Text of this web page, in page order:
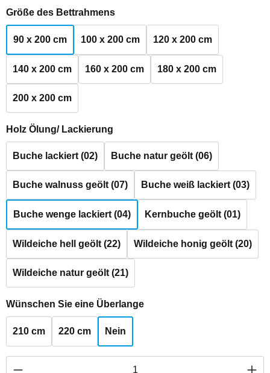
Größe des Bettrahmensauswählen
90 x 200 cm 100 x 200 cm 120 x 200 cm
140 x 200 cm 160 x 200 cm 180 x 200 cm
200 x 200 cm
Holz Ölung/ Lackierung
Buche lackiert (02) Buche natur geölt (06)
Buche walnuss geölt (07) Buche weiß lackiert (03)
Buche wenge lackiert (04) Kernbuche geölt (01)
Wildeiche hell geölt (22) Wildeiche honig geölt (20)
Wildeiche natur geölt (21)
Wünschen Sie eine Überlangeauswählen
210 cm 220 cm Nein
Produkt Anzahl: Gib den gewünschten